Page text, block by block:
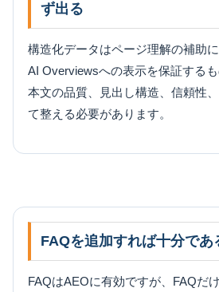
ず出る
構造化データはページ理解の補助
AI Overviewsへの表示を保証するも
本文の品質、見出し構造、信頼性
て整える必要があります。
FAQを追加すれば十分であ
FAQはAEOに有効ですが、FAQだ